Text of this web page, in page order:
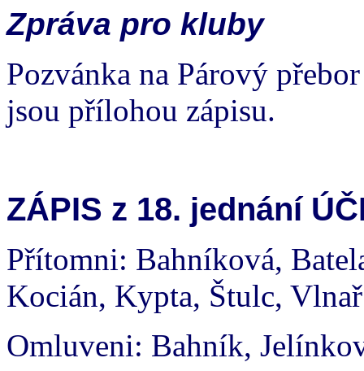
Zpráva pro kluby
Pozvánka na Párový
jsou přílohou zápisu.
ZÁPIS z 18. jednání
Přítomni: Bahníková,
Kocián, Kypta, Štulc, Vlnař
Omluveni: Bahník,